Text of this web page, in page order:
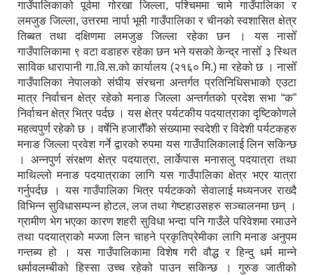
गाउँपालिकाको पूर्वमा गोरखा जिल्ला, पश्चिममा चामे गाउँपालिका र
लमजुङ जिल्ला, उत्तरमा नार्पा भूमी गाउँपालिका र चीनको स्वशासित क्षेत्र
तिब्बत तथा दक्षिणमा लमजुङ जिल्ला रहेका छन । यस नासोँ
गाउँपालिकामा ९ वटा वडाहरु रहेका छन भने यसको केन्द्र नासोँ ३ स्थित
साविक धारापानी गा.वि.स.को कार्यालय (२१६० मि.) मा रहेको छ । नासोँ
गाउँपालिका नेपालको संघीय संरचना अन्तर्गत प्रतिनिधिसभाको एउटा
मात्र निर्वाचन क्षेत्र रहेको मनाङ जिल्ला अन्तर्गतको प्रदेश सभा “क”
निर्वाचन क्षेत्र भित्र पर्दछ । यस क्षेत्र पर्यटकीय पदयात्राका दृष्टिकोणले
महत्वपुर्ण रहेको छ । वर्षेनि हजारौँको संख्यामा स्वदेशी र विदेशी पर्यटकहरु
मनाङ जिल्ला प्रवेश गर्ने द्वारको रुपमा यस गाउँपालिकालाई लिन सकिन्छ
। अन्नपुर्ण संरक्षण क्षेत्र पदयात्रा, लार्केपास मनासलु पदयात्रा तथा
माथिल्लो मनाङ पदयात्राका लागि यस गाउँपालिका क्षेत्र भएर यात्रा
गर्नुपर्दछ । यस गाउँपालिका भित्र पर्यटकको सेवालाई मध्यनजर राख्दै
विभिन्न सुविधासम्पन्न होटल, लज तथा गेष्टहाउसहरु सञ्चालनमा छन् ।
ग्रामीण भेग भएका कारण शहरी सुविधा भन्दा पनि गाउँले परिवेशमा रमाउने
तथा पदयात्राको मज्जा लिन चाहने प्रकृतिप्रेमीका लागि मनाङ अनुपम
गन्तब्य हो । यस गाउँपालिकामा विशेष गरी वौद्ध र हिन्दु धर्म मान्ने
धर्मावलम्बीको हिस्सा उच्च रहेको पाउन सकिन्छ । गुरुङ जातीको